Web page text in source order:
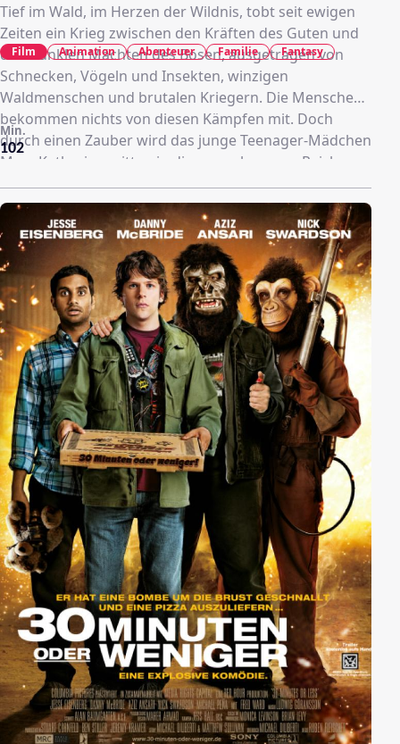
Tief im Wald, im Herzen der Wildnis, tobt seit ewigen
Zeiten ein Krieg zwischen den Kräften des Guten und
den dunklen Mächten des Bösen, ausgetragen von
Schnecken, Vögeln und Insekten, winzigen
Waldmenschen und brutalen Kriegern. Die Menschen
bekommen nichts von diesen Kämpfen mit. Doch
durch einen Zauber wird das junge Teenager-Mädchen
Mary Katherine mitten in dieses verborgene Reich
transportiert. Mary ist die Tochter eines verrückten
Professors, der skurrilen Experimenten und
Forschungen nicht abgeneigt ist. Ihr Vater hatte schon
immer eine Ahnung, dass die Menschen die Welt nicht
alleine bewohnen. In der Welt der Waldbewohner
gefangen, gerät Mary Katherine zwischen die Fronten
und muss sich mit einem bunt zusammengewürfelten
Haufen voller skurriler und fantastischer Wesen
zusammentun, um dieses verborgene Reich zu retten -
denn davon hängt auch das Schicksal unserer Welt ab.
102
Min.
Film Animation Abenteuer Familie Fantasy